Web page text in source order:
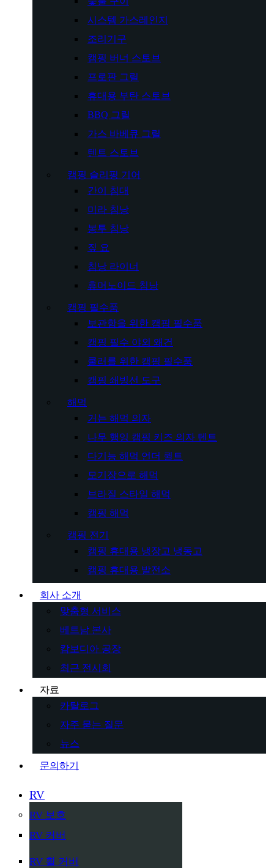
시스템 가스레인지
조리기구
캠핑 버너 스토브
프로판 그릴
휴대용 부탄 스토브
BBQ 그릴
가스 바베큐 그릴
텐트 스토브
캠핑 슬리핑 기어
간이 침대
미라 침낭
봉투 침낭
짚 요
침낭 라이너
휴머노이드 침낭
캠핑 필수품
보관함을 위한 캠핑 필수품
캠핑 필수 야외 왜건
쿨러를 위한 캠핑 필수품
캠핑 쇄빙선 도구
해먹
거는 해먹 의자
나무 행잉 캠핑 키즈 의자 텐트
다기능 해먹 언더 퀼트
모기장으로 해먹
브라질 스타일 해먹
캠핑 해먹
캠핑 전기
캠핑 휴대용 냉장고 냉동고
캠핑 휴대용 발전소
회사 소개
맞춤형 서비스
베트남 본사
캄보디아 공장
최근 전시회
자료
카탈로그
자주 묻는 질문
뉴스
문의하기
RV
RV 보호
RV 커버
RV 휠 커버